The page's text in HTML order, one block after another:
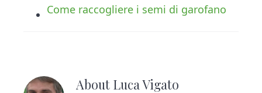
Come raccogliere i semi di garofano
About Luca Vigato